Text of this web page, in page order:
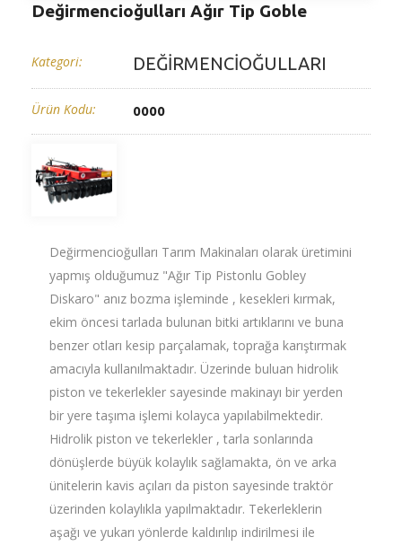
Değirmencioğulları Ağır Tip Goble
Kategori: DEĞİRMENCİOĞULLARI
Ürün Kodu: 0000
Değirmencioğulları Tarım Makinaları olarak üretimini
yapmış olduğumuz "Ağır Tip Pistonlu Gobley
Diskaro" anız bozma işleminde , kesekleri kırmak,
ekim öncesi tarlada bulunan bitki artıklarını ve buna
benzer otları kesip parçalamak, toprağa karıştırmak
amacıyla kullanılmaktadır. Üzerinde buluan hidrolik
piston ve tekerlekler sayesinde makinayı bir yerden
bir yere taşıma işlemi kolayca yapılabilmektedir.
Hidrolik piston ve tekerlekler , tarla sonlarında
dönüşlerde büyük kolaylık sağlamakta, ön ve arka
ünitelerin kavis açıları da piston sayesinde traktör
üzerinden kolaylıkla yapılmaktadır. Tekerleklerin
aşağı ve yukarı yönlerde kaldırılıp indirilmesi ile